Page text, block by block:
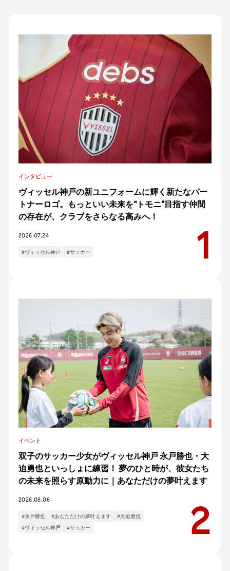
インタビュー
ヴィッセル神戸の新ユニフォームに輝く新たなパー
トナーロゴ。もっといい未来を“トモニ”目指す仲間
の存在が、クラブをさらなる高みへ！
2026.07.24
#ヴィッセル神戸 #サッカー
イベント
双子のサッカー少女がヴィッセル神戸 永戸勝也・大
迫勇也といっしょに練習！ 夢のひと時が、彼女たち
の未来を照らす原動力に｜あなただけの夢叶えます
2026.08.06
#永戸勝也 #あなただけの夢叶えます
#大迫勇也
#ヴィッセル神戸
#サッカー